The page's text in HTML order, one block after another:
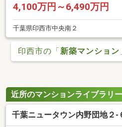
4,100万円～6,490万円
千葉県印西市中央南２
印西市の「 新築マンション
近所のマンションライブラリ
千葉ニュータウン内野団地２-